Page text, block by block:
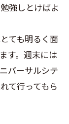
強しとけばよ
ても明るく面
す。週末には
バーサルシテ
て行ってもら